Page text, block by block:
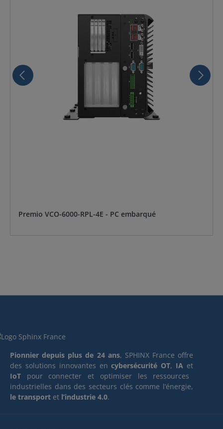
Premio VCO-6000-RPL-4E - PC embarqué
Pionnier depuis plus de 24 ans, SPHINX France offre
des solutions innovantes encybersécurité OT, IA et
IoT pour connecter et optimiser les ressources
industrielles dans des secteurs clés comme l’énergie,
le transport et l’industrie 4.0.